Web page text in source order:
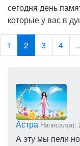
сегодня день
которые у вас в
1 2 3 4
Астра Написал(а):
А эту мы пели